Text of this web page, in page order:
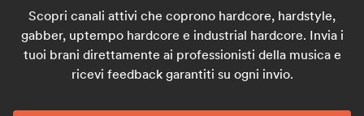
Scopri canali attivi che coprono hardcore, hardstyle,
gabber, uptempo hardcore e industrial hardcore. Invia i
tuoi brani direttamente ai professionisti della musica e
ricevi feedback garantiti su ogni invio.